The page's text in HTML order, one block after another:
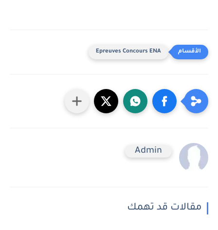
Epreuves Concours ENA
Admin
مقالات قد تهمك